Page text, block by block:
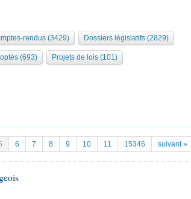
rendus (3429) Dossiers législatifs (2829)
(693) Projets de lois (101)
6 7 8 9 10 11 15346 suivant »